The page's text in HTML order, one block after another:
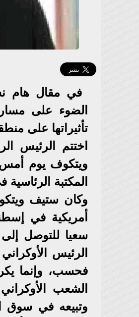
في مقال هام
الضوء على مسار
تأثيراتها على
اختتم الرئيس
المكتبة
وكان ستيف
أمريكية في
سعيا للتوصل
الرئيس
فحسب، وإنما
الشعب